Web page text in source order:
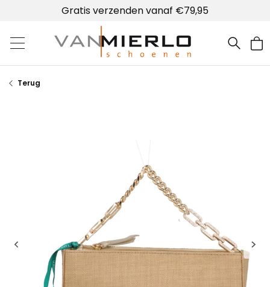
Gratis verzenden vanaf €79,95
Home | Van Mierlo schoenen
Terug